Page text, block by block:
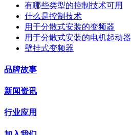
有哪些类型的控制技术可用
什么是控制技术
用于分散式安装的变频器
用于分散式安装的电机起动器
壁挂式变频器
品牌故事
新闻资讯
行业应用